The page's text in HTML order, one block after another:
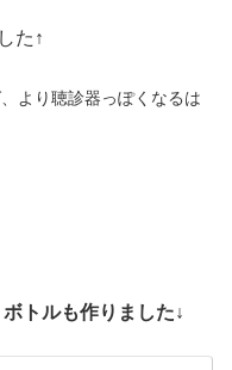
た↑
より聴診器っぽくなるは
トルも作りました↓